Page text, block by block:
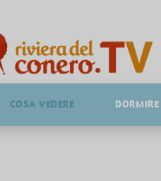
COSA VEDERE DORMIRE